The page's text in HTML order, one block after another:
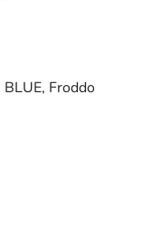
Froddo